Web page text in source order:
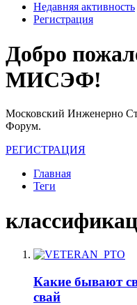
Недавняя активность
Регистрация
Добро
МИСЭФ!
Московский Инженерно
Форум.
РЕГИСТРАЦИЯ
Главная
Теги
Какие бывают
свай